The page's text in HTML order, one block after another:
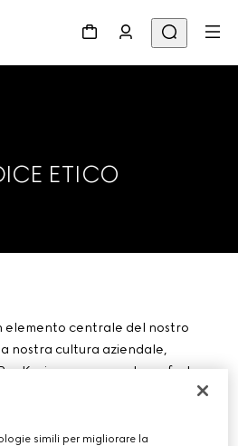
ETICO
elemento centrale del nostro
nostra cultura aziendale,
Kering rappresenta un forte
sostenibile del business.
rispetto delle leggi e dei
simili per migliorare la